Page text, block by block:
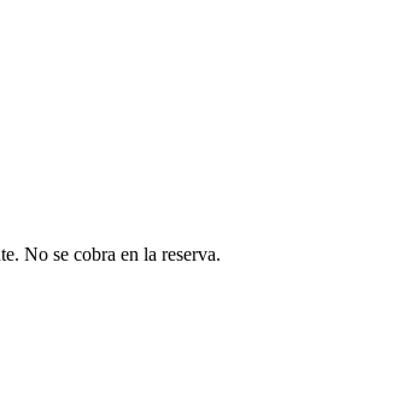
No se cobra en la reserva.